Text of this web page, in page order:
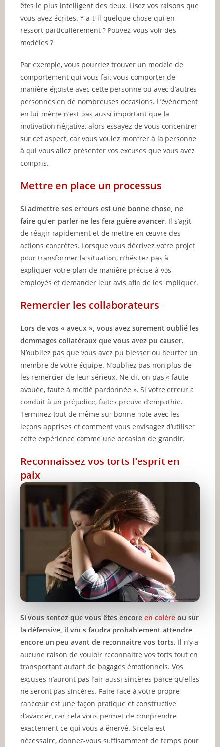
êtes le plus intelligent des deux. Lisez vos raisons que
vous avez écrites. Y a-t-il quelque chose qui en
ressort particulièrement ? Pouvez-vous voir des
modèles ?
Par exemple, vous pourriez trouver un modèle de
comportement qui vous fait vous comporter de
manière égoïste avec cette personne ou avec d’autres
personnes en de nombreuses occasions. L’évènement
en lui-même n’est pas aussi important que la
motivation négative, alors essayez de vous concentrer
sur cet aspect, car vous voulez montrer à la personne
à qui vous allez présenter vos excuses que vous avez
compris.
Mettre en place un processus
Si admettre ses erreurs est une bonne chose, ne
faire qu’en parler ne les fera guère avancer. Il s’agit
de réagir rapidement et de mettre en œuvre des
actions concrètes. Lorsque vous décrivez votre projet
pour transformer la situation, n’hésitez pas à
expliquer votre plan de manière précise à vos
employés et demander leur avis afin de les impliquer.
Remercier les collaborateurs
Lors de vos « aveux », vous avez surement oublié les
dommages collatéraux que vous avez pu causer.
N’oubliez pas que vous avez pu blesser ou heurter un
membre de votre équipe. N’oubliez pas non plus de
les remercier de leur sérieux. Ne dit-on pas « faute
avouée, faute à moitié pardonnée ». Si votre erreur a
conduit à un préjudice, faites preuve d’empathie.
Terminez tout de même sur bonne note avec les
leçons apprises et comment vous envisagez d’utiliser
cette expérience comme une occasion de grandir.
Reconnaissez vos torts l’esprit en
paix
Si vous sentez que vous êtes encoreen colère ou sur
la défensive, il vous faudra probablement attendre
encore un peu avant de reconnaitre vos torts. Il n’y a
aucune raison de vouloir reconnaitre vos torts tout en
transportant autant de bagages émotionnels. Vos
excuses n’auront pas l’air aussi sincères parce qu’elles
ne seront pas sincères. Faire face à votre propre
rancœur est une façon pratique et constructive
d’avancer, car cela vous permet de comprendre
exactement ce qui vous a énervé. Si cela est
nécessaire, donnez-vous suffisamment de temps pour